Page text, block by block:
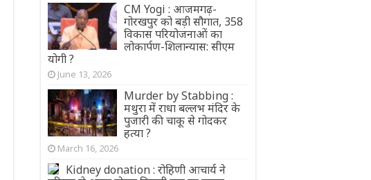
CM Yogi : आजमगढ़-
गोरखपुर को बड़ी सौगात, 358
विकास परियोजनाओं का
लोकार्पण-शिलान्यास: सीएम
योगी ?
June 13, 2026
Murder by Stabbing :
मथुरा में राधा बल्लभ मंदिर के
पुजारी की चाकू से गोदकर
हत्या ?
March 16, 2026
Kidney donation : रोहिणी आचार्य ने